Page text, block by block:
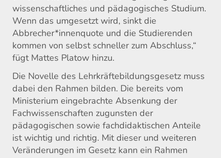
wissenschaftliches und pädagogisches Studium.
Wenn das umgesetzt wird, sinkt die
Abbrecher*innenquote und die Studierenden
kommen von selbst schneller zum Abschluss,“
fügt Mattes Platow hinzu.
Die Novelle des Lehrkräftebildungsgesetz muss
dabei den Rahmen bilden. Die bereits vom
Ministerium eingebrachte Absenkung der
Fachwissenschaften zugunsten der
pädagogischen sowie fachdidaktischen Anteile
ist wichtig und richtig. Mit dieser und weiteren
Veränderungen im Gesetz kann ein Rahmen